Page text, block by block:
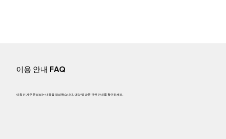
이용 안내 FAQ
이용 전 자주 문의되는 내용을 정리했습니다. 예약 및 방문 관련 안내를 확인하세요.